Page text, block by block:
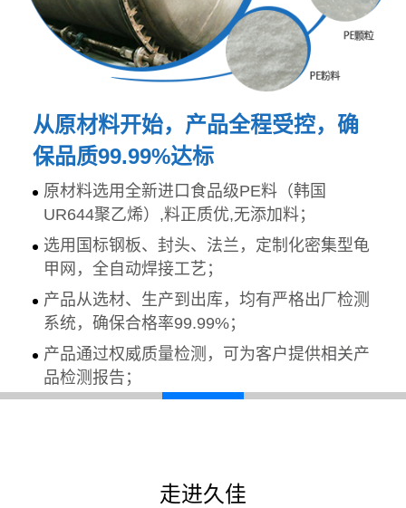
从原材料开始，产品全程受控，确
保品质99.99%达标
原材料选用全新进口食品级PE料（韩国
UR644聚乙烯）,料正质优,无添加料；
选用国标钢板、封头、法兰，定制化密集型龟
甲网，全自动焊接工艺；
产品从选材、生产到出库，均有严格出厂检测
系统，确保合格率99.99%；
产品通过权威质量检测，可为客户提供相关产
品检测报告；
走进久佳